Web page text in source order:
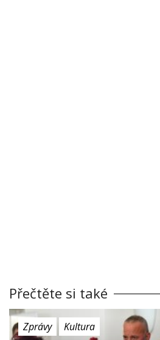
Přečtěte si také
Zprávy Kultura